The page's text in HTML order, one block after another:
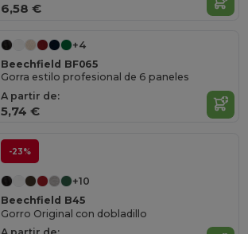
6,58 €
+4
Beechfield BF065
Gorra estilo profesional de 6 paneles
A partir de:
5,74 €
-23%
+10
Beechfield B45
Gorro Original con dobladillo